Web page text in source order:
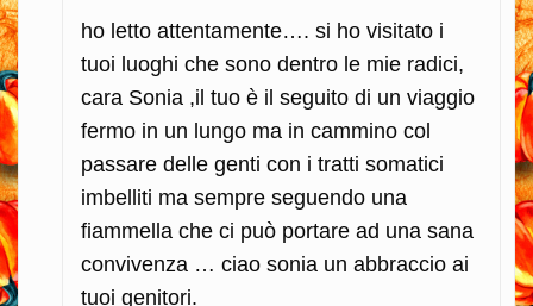
ho letto attentamente…. si ho visitato i
tuoi luoghi che sono dentro le mie radici,
cara Sonia ,il tuo è il seguito di un viaggio
fermo in un lungo ma in cammino col
passare delle genti con i tratti somatici
imbelliti ma sempre seguendo una
fiammella che ci può portare ad una sana
convivenza … ciao sonia un abbraccio ai
tuoi genitori.